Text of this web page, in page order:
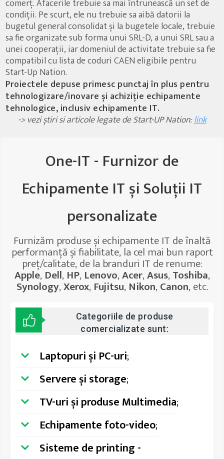
comerț. Afacerile trebuie sa mai întrunească un set de
condiții. Pe scurt, ele nu trebuie sa aibă datorii la
bugetul general consolidat și la bugetele locale, trebuie
sa fie organizate sub forma unui SRL-D, a unui SRL sau a
unei cooperații, iar domeniul de activitate trebuie sa fie
compatibil cu lista de coduri CAEN eligibile pentru
Start-Up Nation.
Proiectele depuse primesc punctaj în plus pentru
tehnologizare/inovare și achiziție echipamente
tehnologice, inclusiv echipamente IT.
-> vezi știri si articole legate de Start-UP Nation:link
One-IT - Furnizor de
Echipamente IT și Soluții IT
personalizate
Furnizăm produse și echipamente IT de înaltă
performanță și fiabilitate, la cel mai bun raport
preț/calitate, de la branduri IT de renume:
Apple, Dell, HP, Lenovo,Acer,Asus, Toshiba,
Synology,Xerox, Fujitsu, Nikon, Canon, etc.
Categoriile de produse
comercializate sunt:
Laptopuri și PC-uri;
Servere și storage;
TV-uri și produse Multimedia;
Echipamente foto-video;
Sisteme de printing -